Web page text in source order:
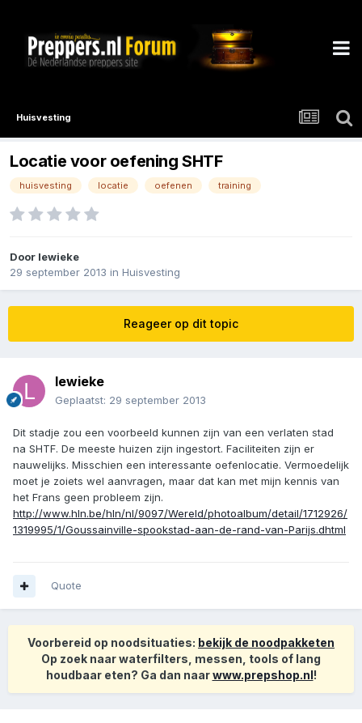
Huisvesting
Locatie voor oefening SHTF
huisvesting locatie oefenen training
Door lewieke
29 september 2013 in Huisvesting
Reageer op dit topic
lewieke
Geplaatst: 29 september 2013
Dit stadje zou een voorbeeld kunnen zijn van een verlaten stad
na SHTF. De meeste huizen zijn ingestort. Faciliteiten zijn er
nauwelijks. Misschien een interessante oefenlocatie. Vermoedelijk
moet je zoiets wel aanvragen, maar dat kan met mijn kennis van
het Frans geen probleem zijn.
http://www.hln.be/hln/nl/9097/Wereld/photoalbum/detail/1712926/
1319995/1/Goussainville-spookstad-aan-de-rand-van-Parijs.dhtml
Quote
Voorbereid op noodsituaties: bekijk de noodpakketen
Op zoek naar waterfilters, messen, tools of lang
houdbaar eten? Ga dan naarwww.prepshop.nl!